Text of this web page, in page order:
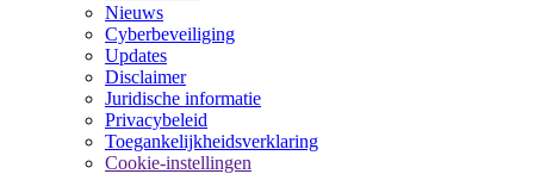
Nieuws
Cyberbeveiliging
Updates
Disclaimer
Juridische informatie
Privacybeleid
Toegankelijkheidsverklaring
Cookie-instellingen